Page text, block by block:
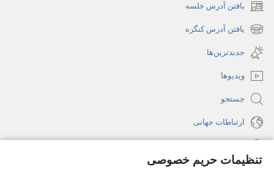
تنظیمات حریم خصوصی
یافتن آدرس جلسه
(پنجره‌ای
جدید
می‌شود)
یافتن آدرس کنگره
(پنجره‌ای
جدید
باز
می‌شود)
جدیدترین‌ها
ویدیوها
جستجو
ارتباطات جهانی